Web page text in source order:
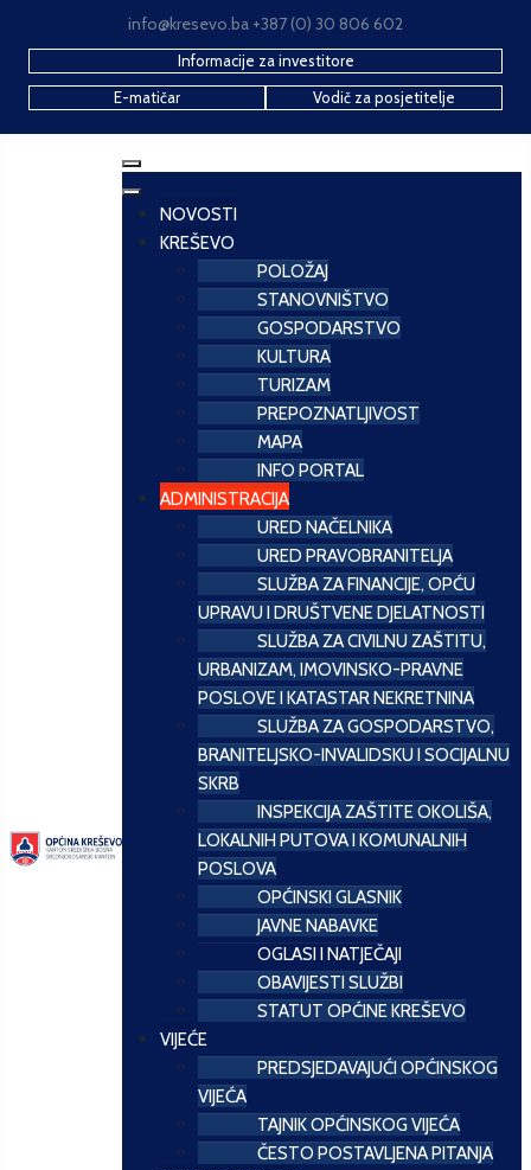
info@kresevo.ba +387 (0) 30 806 602
Informacije za investitore
E-matičar
Vodič za posjetitelje
NOVOSTI
KREŠEVO
POLOŽAJ
STANOVNIŠTVO
GOSPODARSTVO
KULTURA
TURIZAM
PREPOZNATLJIVOST
MAPA
INFO PORTAL
ADMINISTRACIJA
URED NAČELNIKA
URED PRAVOBRANITELJA
SLUŽBA ZA FINANCIJE, OPĆU
UPRAVU I DRUŠTVENE DJELATNOSTI
SLUŽBA ZA CIVILNU ZAŠTITU,
URBANIZAM, IMOVINSKO-PRAVNE
POSLOVE I KATASTAR NEKRETNINA
SLUŽBA ZA GOSPODARSTVO,
BRANITELJSKO-INVALIDSKU I SOCIJALNU
SKRB
INSPEKCIJA ZAŠTITE OKOLIŠA,
LOKALNIH PUTOVA I KOMUNALNIH
POSLOVA
OPĆINSKI GLASNIK
JAVNE NABAVKE
OGLASI I NATJEČAJI
OBAVIJESTI SLUŽBI
STATUT OPĆINE KREŠEVO
VIJEĆE
PREDSJEDAVAJUĆI OPĆINSKOG
VIJEĆA
TAJNIK OPĆINSKOG VIJEĆA
ČESTO POSTAVLJENA PITANJA